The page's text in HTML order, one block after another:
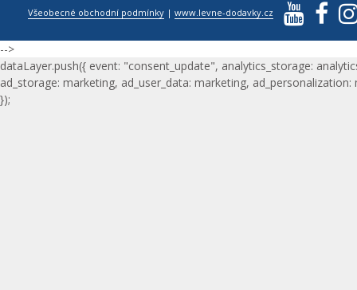
Všeobecné obchodní podmínky |www.levne-dodavky.cz
-->
dataLayer.push({ event: "consent_update", analytics_storage:
ad_storage: marketing, ad_user_data: marketing, ad_personalization:
});